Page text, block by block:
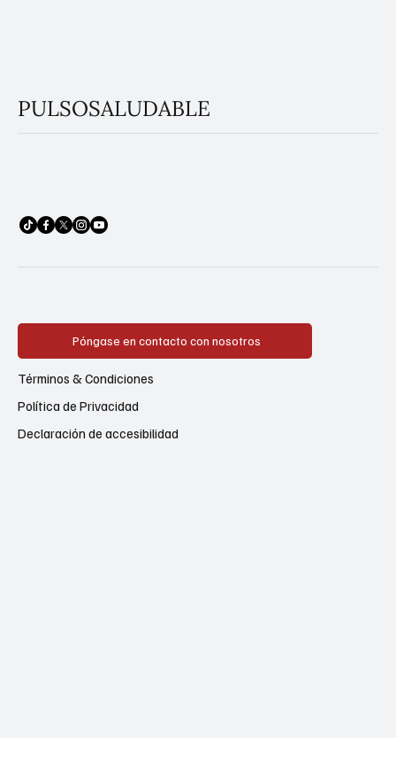
PULSOSALUDABLE
Póngase en contacto con nosotros
Política de Privacidad
Términos & Condiciones
Declaración de accesibilidad